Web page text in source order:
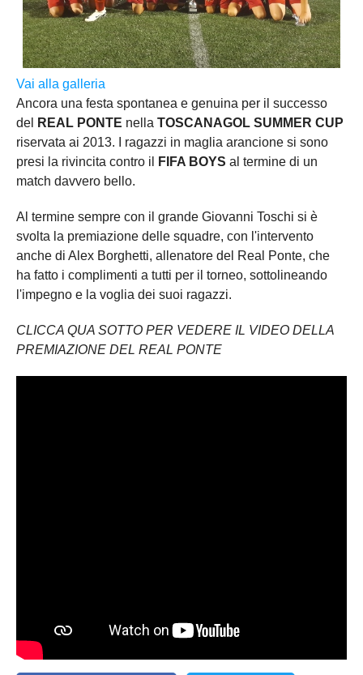
Vai alla galleria
Ancora una festa spontanea e genuina per il successo
del
REAL PONTE nella TOSCANAGOL SUMMER CUP
riservata ai 2013. I ragazzi in maglia arancione si sono
presi la rivincita contro il
FIFA BOYS al termine di un
match davvero bello.
Al termine sempre con il grande Giovanni Toschi si è
svolta la premiazione delle squadre, con l'intervento
anche di Alex Borghetti, allenatore del Real Ponte, che
ha fatto i complimenti a tutti per il torneo, sottolineando
l'impegno e la voglia dei suoi ragazzi.
CLICCA QUA SOTTO PER VEDERE IL VIDEO DELLA
PREMIAZIONE DEL REAL PONTE